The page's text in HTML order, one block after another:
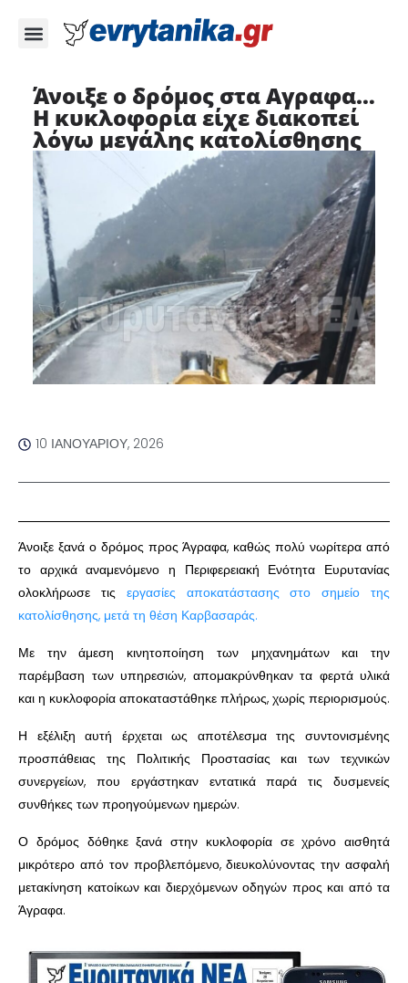
Άνοιξε ο δρόμος στα Αγραφα…
Η κυκλοφορία είχε διακοπεί
λόγω μεγάλης κατολίσθησης
10 ΙΑΝΟΥΑΡΊΟΥ, 2026
Άνοιξε ξανά ο δρόμος προς Άγραφα, καθώς πολύ νωρίτερα από
το αρχικά αναμενόμενο η Περιφερειακή Ενότητα Ευρυτανίας
ολοκλήρωσε τις εργασίες αποκατάστασης στο σημείο της
κατολίσθησης, μετά τη θέση Καρβασαράς.
Με την άμεση κινητοποίηση των μηχανημάτων και την
παρέμβαση των υπηρεσιών, απομακρύνθηκαν τα φερτά υλικά
και η κυκλοφορία αποκαταστάθηκε πλήρως, χωρίς περιορισμούς.
Η εξέλιξη αυτή έρχεται ως αποτέλεσμα της συντονισμένης
προσπάθειας της Πολιτικής Προστασίας και των τεχνικών
συνεργείων, που εργάστηκαν εντατικά παρά τις δυσμενείς
συνθήκες των προηγούμενων ημερών.
Ο δρόμος δόθηκε ξανά στην κυκλοφορία σε χρόνο αισθητά
μικρότερο από τον προβλεπόμενο, διευκολύνοντας την ασφαλή
μετακίνηση κατοίκων και διερχόμενων οδηγών προς και από τα
Άγραφα.